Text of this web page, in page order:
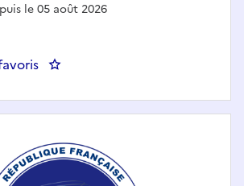
le 05 août 2026
: Analyste expert(e) Outre-mer